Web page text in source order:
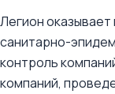
Легион
санитарно-
контроль
компаний,